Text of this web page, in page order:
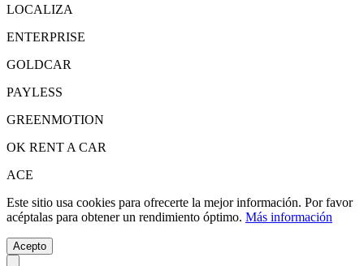
LOCALIZA
ENTERPRISE
GOLDCAR
PAYLESS
GREENMOTION
OK RENT A CAR
ACE
Este sitio usa cookies para ofrecerte la mejor información. Por favor
acéptalas para obtener un rendimiento óptimo. Más información
Acepto